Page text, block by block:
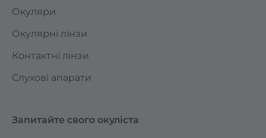
Окуляри
Окулярні лінзи
Контактні лінзи
Слухові апарати
Запитайте свого окуліста